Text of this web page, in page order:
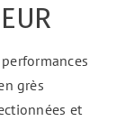
grès
et